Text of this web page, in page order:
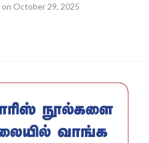
on October 29, 2025